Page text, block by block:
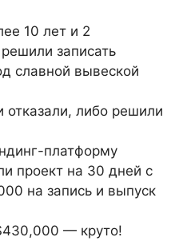
10 лет и 2
записать
славной вывеской
либо решили
платформу
проект на 30 дней с
на запись и выпуск
— круто!